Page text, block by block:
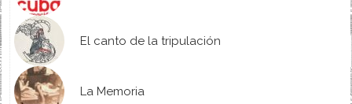
El canto de la tripulación
La Memoria